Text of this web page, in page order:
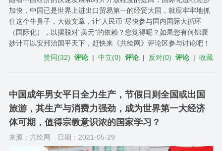
加快，中国已是世界上进出口贸易第一的经贸大国，就应牢牢地抓
住这个牛鼻子，大做文章，让“人民币”尽快参与国内国际大循环
（国际化），以摆脱对“美元”的依赖？您觉得呢？如果您有何锦囊
妙计可以安邦治国平天下，赶快来《共绘网》评论区参与讨论吧！
赞同(32) 评论 |中立(0) 评论 | 反对(0) 评论 |收藏
中国成年男女平日全力生产，节假日则全国或出国
旅游，其生产与消费力强劲，成为世界第一大经济
体可期，值得宗教意识浓的国家学习？
来源：共绘网 日期：2021-05-29